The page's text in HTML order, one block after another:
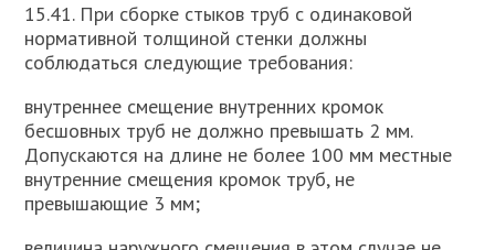
15.41. При сборке стыков труб с одинаковой
нормативной толщиной стенки должны
соблюдаться следующие требования:
внутреннее смещение внутренних кромок
бесшовных труб не должно превышать 2 мм.
Допускаются на длине не более 100 мм местные
внутренние смещения кромок труб, не
превышающие 3 мм;